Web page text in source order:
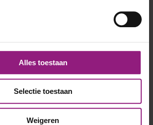
Alles toestaan
Selectie toestaan
Weigeren